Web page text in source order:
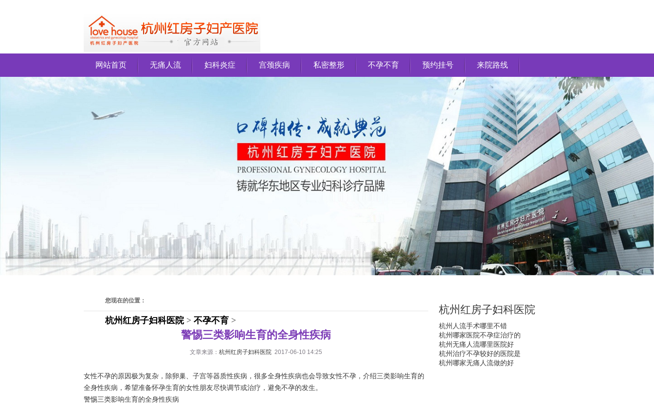
网站首页 无痛人流 妇科炎症 宫颈疾病 私密整形 不孕不育 预约挂号 来院路线
您现在的位置：
杭州红房子妇科医院> 不孕不育 >
警惕三类影响生育的全身性疾病
文章来源： 杭州红房子妇科医院 2017-06-10 14:25
女性不孕的原因极为复杂，除卵巢、子宫等器质性疾病，很多全身性疾病也会导致女性不孕，介绍三类影响生育的
全身性疾病，希望准备怀孕生育的女性朋友尽快调节或治疗，避免不孕的发生。
警惕三类影响生育的全身性疾病
杭州红房子妇科医院
杭州人流手术哪里不错
杭州哪家医院不孕症治疗的
杭州无痛人流哪里医院好
杭州治疗不孕较好的医院是
杭州哪家无痛人流做的好